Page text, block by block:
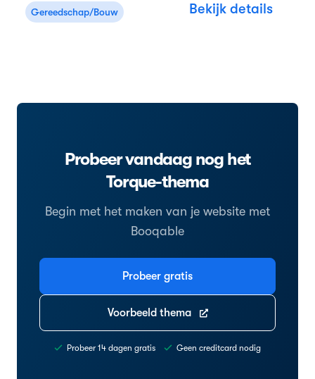
Gereedschap/Bouw Bekijk details
Probeer vandaag nog het
Torque-thema
Begin met het maken van je website met
Booqable
Probeer gratis
Voorbeeld thema
Probeer 14 dagen gratis Geen creditcard nodig